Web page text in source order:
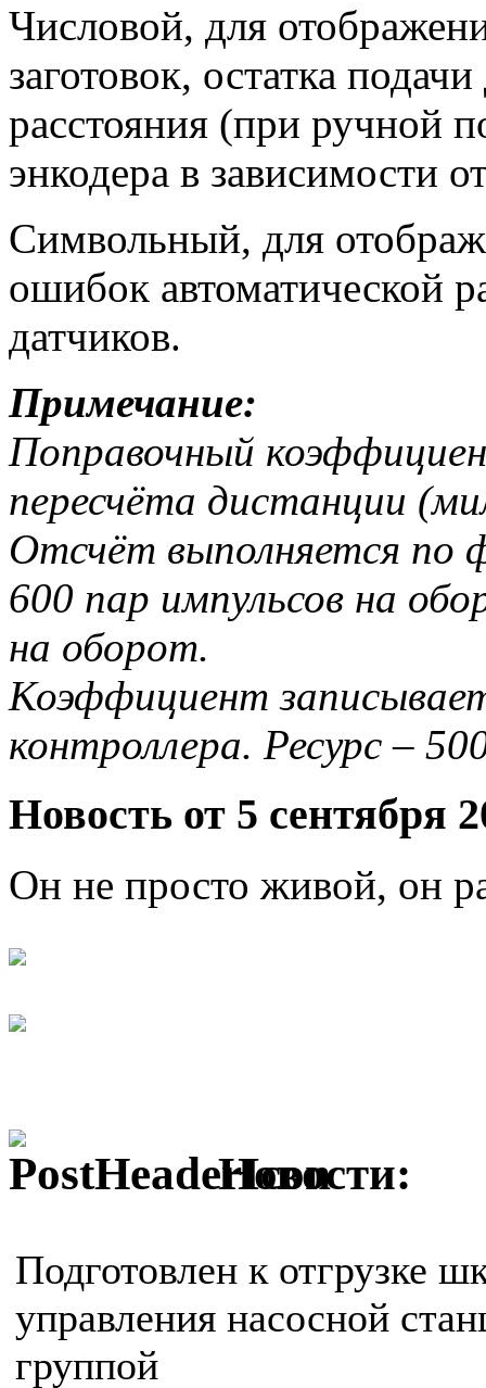
Числовой, для
заготовок, остатка
расстояния (при ручной
энкодера в зависимости
Символьный, для
ошибок автоматической
датчиков.
Примечание:
Поправочный
пересчёта дистанции
Отсчёт выполняется по
600 пар импульсов на
на оборот.
Коэффициент
контроллера. Ресурс –
Новость от 5 сентября
Он не просто живой, он
Новости:
Подготовлен к отгрузке
управления насосной
группой